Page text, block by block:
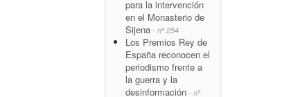
para la intervención
en el Monasterio de
Sijena - nº 254
Los Premios Rey de
España reconocen el
periodismo frente a
la guerra y la
desinformación - nº